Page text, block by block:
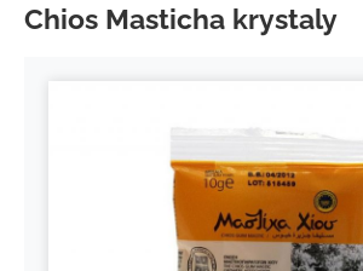
Chios Masticha krystaly